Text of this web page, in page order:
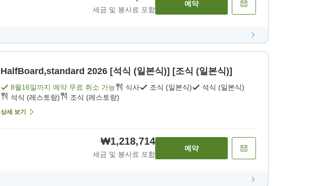
세금 및 봉사료 포함
예약
HalfBoard,standard 2026 [석식 (일본식)] [조식 (일본식)]
8월16일까지 예약 무료 취소 가능 식사 조식 (일본식)
석식 (일본식)
석식 (레스토랑)
조식 (레스토랑)
상세 보기
₩1,218,714
세금 및 봉사료 포함
예약